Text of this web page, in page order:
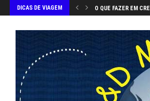
DICAS DE VIAGEM O QUE FAZER EM